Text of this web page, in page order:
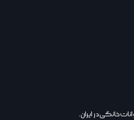
خانگی در ایران.